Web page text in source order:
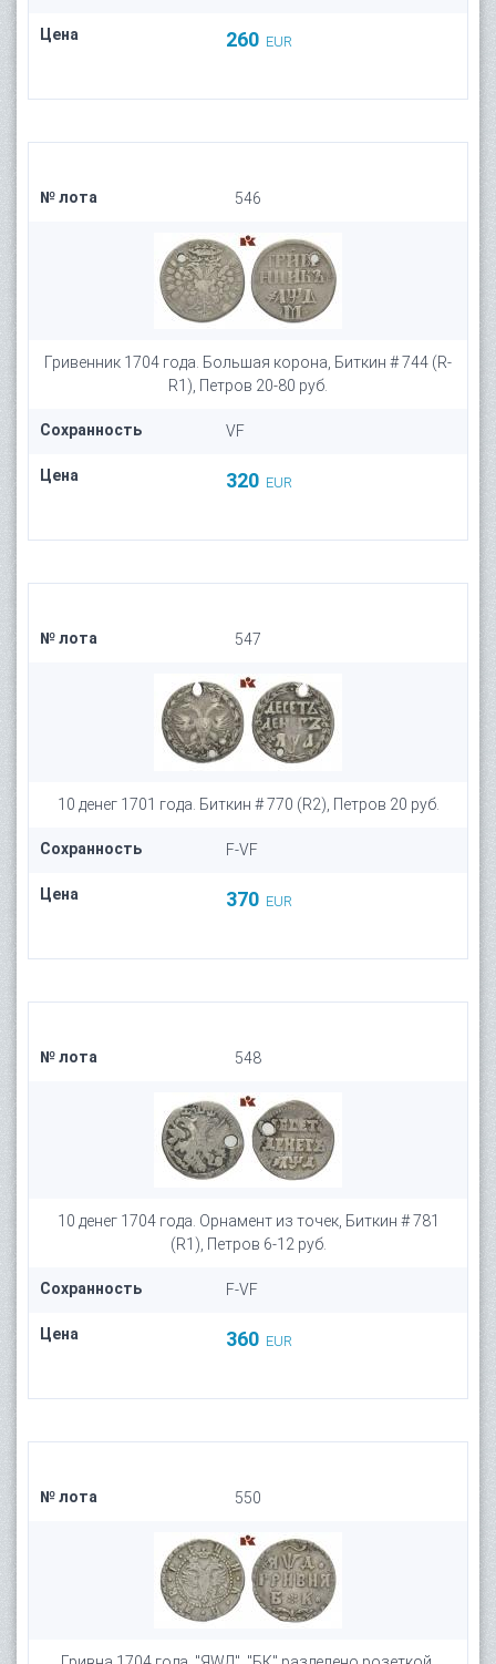
Цена 260 EUR
№ лота 546
Гривенник 1704 года. Большая корона, Биткин # 744 (R-
R1), Петров 20-80 руб.
Сохранность VF
Цена 320 EUR
№ лота 547
10 денег 1701 года. Биткин # 770 (R2), Петров 20 руб.
Сохранность F-VF
Цена 370 EUR
№ лота 548
10 денег 1704 года. Орнамент из точек, Биткин # 781
(R1), Петров 6-12 руб.
Сохранность F-VF
Цена 360 EUR
№ лота 550